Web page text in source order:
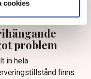
cookies
problem
in hela
finns